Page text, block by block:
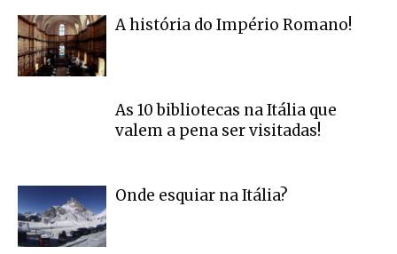
A história do Império Romano!
As 10 bibliotecas na Itália que
valem a pena ser visitadas!
Onde esquiar na Itália?